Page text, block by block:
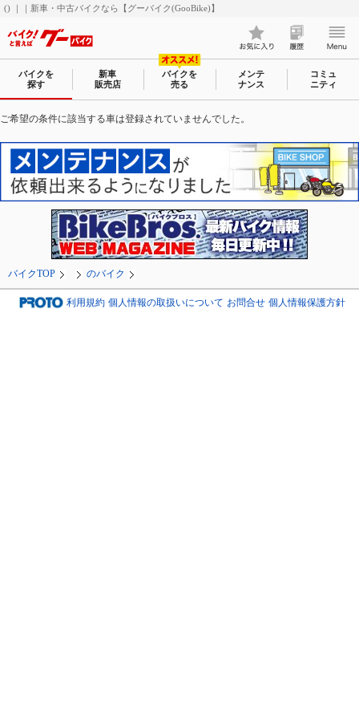
() ｜｜新車・中古バイクなら【グーバイク(GooBike)】
バイクを
探す
新車
販売店
バイクを
売る
メンテ
ナンス
コミュ
ニティ
ご希望の条件に該当する車は登録されていませんでした。
バイクTOP のバイク
利用規約 個人情報の取扱いについて お問合せ 個人情報保護方針